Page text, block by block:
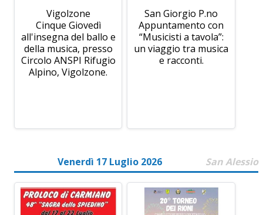
Vigolzone
Cinque Giovedì
all'insegna del ballo e
della musica, presso
Circolo ANSPI Rifugio
Alpino, Vigolzone.
San Giorgio P.no
Appuntamento con
“Musicisti a tavola”:
un viaggio tra musica
e racconti.
Venerdì 17 Luglio 2026 San Alessio